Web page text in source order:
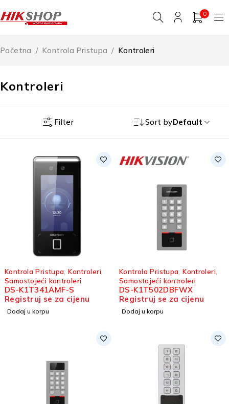
0
Kontroleri
Početna / Kontrola Pristupa / Kontroleri
Filter Sort byDefault
Kontrola Pristupa ,Kontroleri
Samostojeći kontroleri
DS-K1T341AMF-S
Registruj se za cijenu
Dodaj u korpu
Kontrola Pristupa ,Kontroleri
Samostojeći kontroleri
DS-K1T502DBFWX
Registruj se za cijenu
Dodaj u korpu